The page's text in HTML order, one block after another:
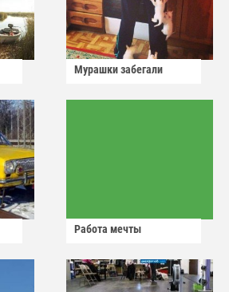
Мурашки забегали
Работа мечты